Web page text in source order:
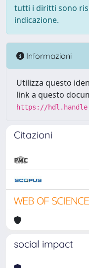
tutti i diritti sono
indicazione.
Informazioni
Utilizza questo
link a questo
https://
Citazioni
social impact